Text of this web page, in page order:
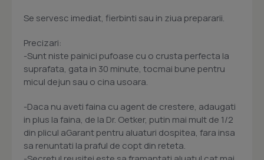
Se servesc imediat, fierbinti sau in ziua prepararii.
Precizari:
-Sunt niste painici pufoase cu o crusta perfecta la
suprafata, gata in 30 minute, tocmai bune pentru
micul dejun sau o cina usoara.
-Daca nu aveti faina cu agent de crestere, adaugati
in plus la faina, de la Dr. Oetker, putin mai mult de 1/2
din plicul aGarant pentru aluaturi dospitea, fara insa
sa renuntati la praful de copt din reteta.